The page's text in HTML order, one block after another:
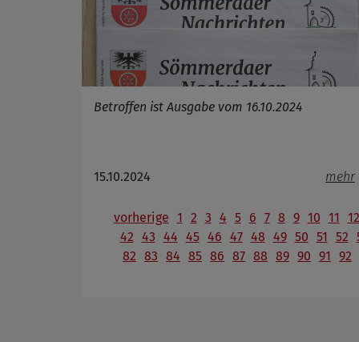
Betroffen ist Ausgabe vom 16.10.2024
15.10.2024 mehr
vorherige 1 2 3 4 5 6 7 8 9 10 11 12
42 43 44 45 46 47 48 49 50 51 52
82 83 84 85 86 87 88 89 90 91 92